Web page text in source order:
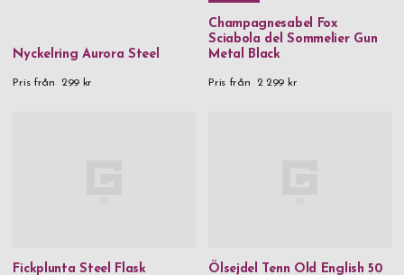
Nyckelring Aurora Steel
Pris från 299 kr
Champagnesabel Fox
Sciabola del Sommelier Gun
Metal Black
Pris från 2 299 kr
Fickplunta Steel Flask Ölsejdel Tenn Old English 50